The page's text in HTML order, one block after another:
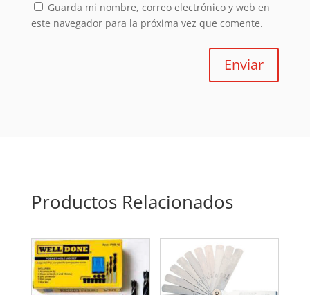
Guarda mi nombre, correo electrónico y web en
este navegador para la próxima vez que comente.
Enviar
Productos Relacionados